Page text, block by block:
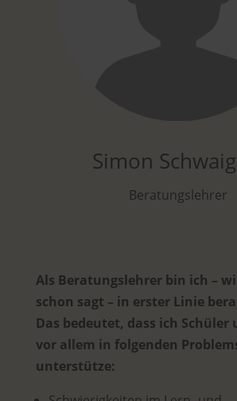
Simon
Beratungslehrer
Als Beratungslehrer bin ich –
schon sagt – in erster Linie
Das bedeutet, dass ich Schüler
vor allem in folgenden
unterstütze: